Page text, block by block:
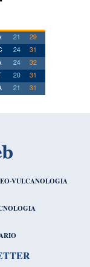
VULCANOLOGIA